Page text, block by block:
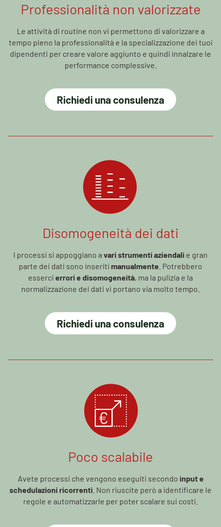
Professionalità non valorizzate
Le attività di routine non vi permettono di valorizzare a
tempo pieno la professionalità e la specializzazione dei tuoi
dipendenti per creare valore aggiunto e quindi innalzare le
performance complessive.
Richiedi una consulenza
Disomogeneità dei dati
I processi si appoggiano a vari strumenti aziendali e gran
parte dei dati sono inseriti manualmente . Potrebbero
esserci errori e disomogeneità, ma la pulizia e la
normalizzazione dei dati vi portano via molto tempo.
Richiedi una consulenza
Poco scalabile
Avete processi che vengono eseguiti secondo input e
schedulazioni ricorrenti . Non riuscite però a identificare le
regole e automatizzarle per poter scalare sui costi.